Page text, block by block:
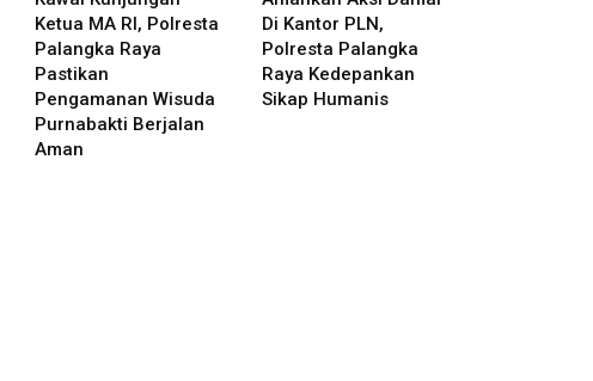
Ketua MA RI, Polresta
Palangka Raya
Pastikan
Pengamanan Wisuda
Purnabakti Berjalan
Aman
Di Kantor PLN,
Polresta Palangka
Raya Kedepankan
Sikap Humanis